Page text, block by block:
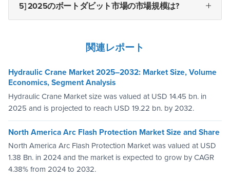
5] 2025のボートダビット市場の市場規模は?
関連レポート
Hydraulic Crane Market 2025–2032: Market Size, Volume
Economics, Segment Analysis
Hydraulic Crane Market size was valued at USD 14.45 bn. in
2025 and is projected to reach USD 19.22 bn. by 2032.
North America Arc Flash Protection Market Size and Share
North America Arc Flash Protection Market was valued at USD
1.38 Bn. in 2024 and the market is expected to grow by CAGR
4.38% from 2024 to 2032.